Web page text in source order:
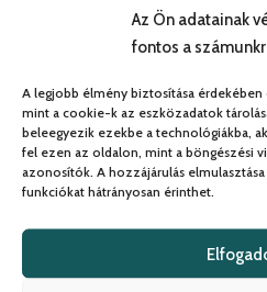
Az Ön adatainak
fontos a
A legjobb élmény biztosítása érdekében
mint a cookie-k az eszközadatok
beleegyezik ezekbe a technológiákba,
fel ezen az oldalon, mint a böngészési
azonosítók. A hozzájárulás
funkciókat hátrányosan érinthet.
1,6 törésmutatójú
lencse
Tükröződés
Könnyű tisztíthatóság
2 év törés- és